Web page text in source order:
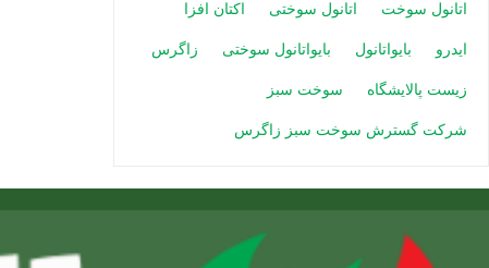
اتانول سوخت اتانول سوختی اکتان افزا
ایدرو بایواتانول بایواتانول سوختی زاگرس
زیست پالایشگاه سوخت سبز
شرکت گسترش سوخت سبز زاگرس